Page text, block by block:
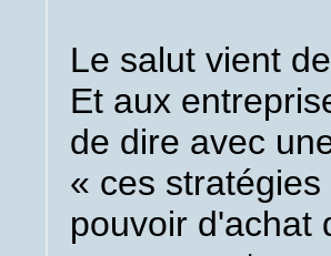
Le salut vient
Et aux
de dire avec
« ces
pouvoir d'achat